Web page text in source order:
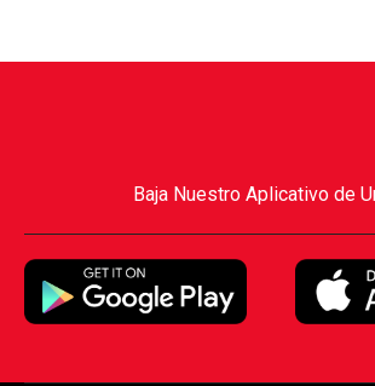
Baja Nuestro Aplicativo de